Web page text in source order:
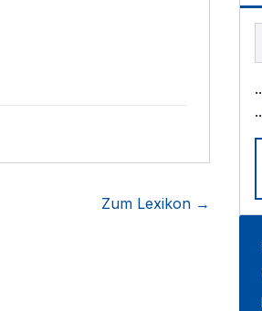
Zum Lexikon →